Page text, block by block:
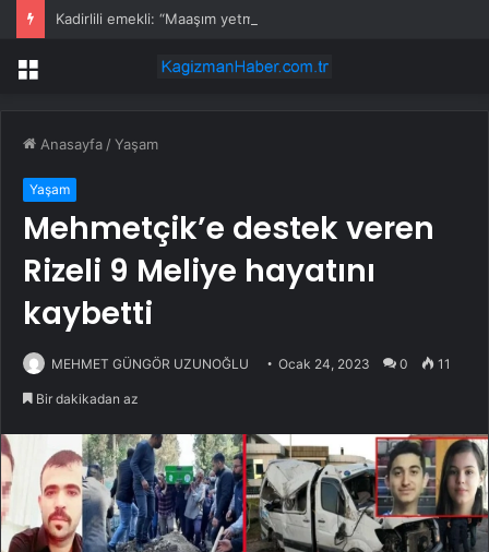
Menü
Anasayfa /Yaşam
Yaşam
Mehmetçik’e destek veren
Rizeli 9 Meliye hayatını
kaybetti
MEHMET GÜNGÖR UZUNOĞLU Ocak 24, 2023 0 11
Bir dakikadan az